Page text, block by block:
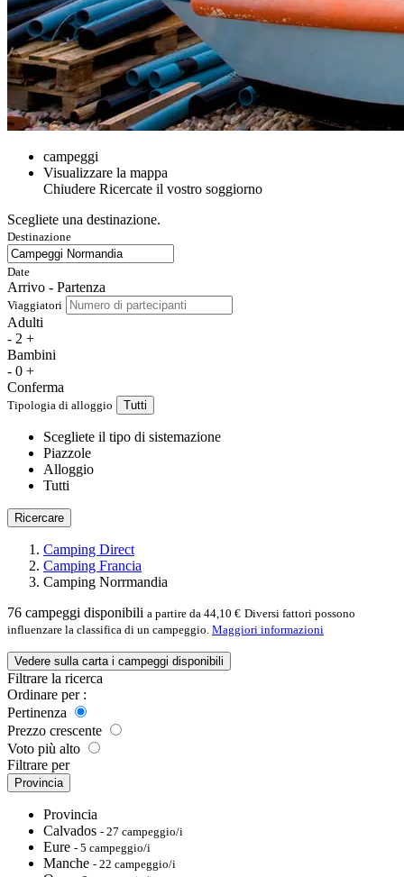
campeggi
Visualizzare la mappa
Chiudere Ricercate il vostro soggiorno
Scegliete una destinazione.
Destinazione
Date
Arrivo - Partenza
Viaggiatori
Adulti
- 2 +
Bambini
- 0 +
Conferma
Tipologia di alloggio Tutti
Scegliete il tipo di sistemazione
Piazzole
Alloggio
Tutti
Ricercare
Camping Direct
Camping Francia
Camping Norrmandia
76 campeggi disponibili a partire da 44,10 € Diversi fattori possono
influenzare la classifica di un campeggio. Maggiori informazioni
Vedere sulla carta i campeggi disponibili
Filtrare la ricerca
Ordinare per :
Pertinenza
Prezzo crescente
Voto più alto
Filtrare per
Provincia
Provincia
Calvados - 27 campeggio/i
Eure - 5 campeggio/i
Manche - 22 campeggio/i